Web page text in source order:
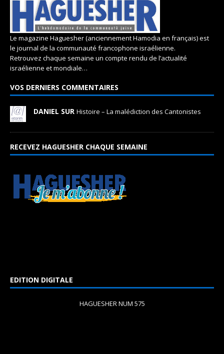
Le magazine Haguesher (anciennement Hamodia en français) est
le journal de la communauté francophone israélienne.
Retrouvez chaque semaine un compte rendu de l’actualité
israélienne et mondiale…
VOS DERNIERS COMMENTAIRES
DANIEL SUR Histoire – La malédiction des Cantonistes
RECEVEZ HAGUESHER CHAQUE SEMAINE
EDITION DIGITALE
HAGUESHER NUM 575